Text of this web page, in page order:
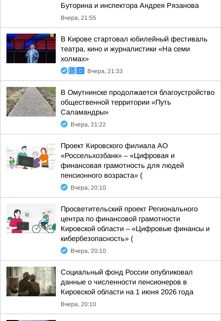
Буторина и инспектора Андрея Рязанова
Вчера, 21:55
В Кирове стартовал юбилейный фестиваль
театра, кино и журналистики «На семи
холмах»
Вчера, 21:33
В Омутнинске продолжается благоустройство
общественной территории «Путь
Саламандры»
Вчера, 21:22
Проект Кировского филиала АО
«Россельхозбанк» – «Цифровая и
финансовая грамотность для людей
пенсионного возраста» (
Вчера, 20:10
Просветительский проект Регионального
центра по финансовой грамотности
Кировской области – «Цифровые финансы и
кибербезопасность» (
Вчера, 20:10
Социальный фонд России опубликовал
данные о численности пенсионеров в
Кировской области на 1 июня 2026 года
Вчера, 20:10